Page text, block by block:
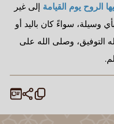
يوم القيامة إلى غير
وسيلة، سواءً كان باليد أو
التوفيق، وصلى الله على